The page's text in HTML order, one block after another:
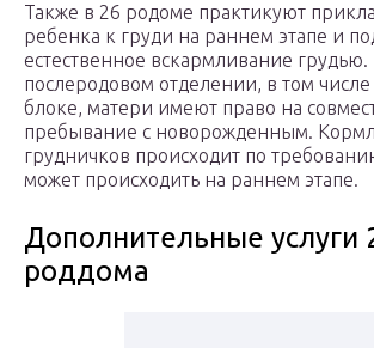
Также в 26 родоме практикуют
ребенка к груди на раннем этапе и
естественное вскармливание грудью.
послеродовом отделении, в том
блоке, матери имеют право на
пребывание с новорожденным.
грудничков происходит по
может происходить на раннем этапе.
Дополнительные услуги
роддома